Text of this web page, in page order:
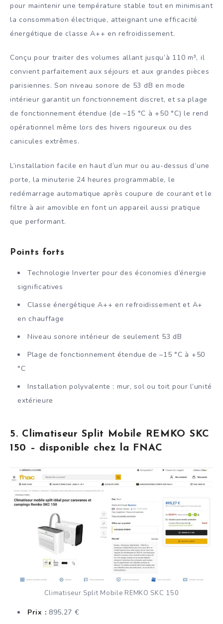
pour maintenir une température stable tout en minimisant
la consommation électrique, atteignant une efficacité
énergétique de classe A++ en refroidissement.
Conçu pour traiter des volumes allant jusqu’à 110 m³, il
convient parfaitement aux séjours et aux grandes pièces
parisiennes. Son niveau sonore de 53 dB en mode
intérieur garantit un fonctionnement discret, et sa plage
de fonctionnement étendue (de –15 °C à +50 °C) le rend
opérationnel même lors des hivers rigoureux ou des
canicules extrêmes.
L’installation facile en haut d’un mur ou au-dessus d’une
porte, la minuterie 24 heures programmable, le
redémarrage automatique après coupure de courant et le
filtre à air amovible en font un appareil aussi pratique
que performant.
Points forts
Technologie Inverter pour des économies d’énergie
significatives
Classe énergétique A++ en refroidissement et A+
en chauffage
Niveau sonore intérieur de seulement 53 dB
Plage de fonctionnement étendue de –15 °C à +50
°C
Installation polyvalente : mur, sol ou toit pour l’unité
extérieure
5. Climatiseur Split Mobile REMKO SKC
150 – disponible chez la FNAC
Climatiseur Split Mobile REMKO SKC 150
Prix : 895,27 €